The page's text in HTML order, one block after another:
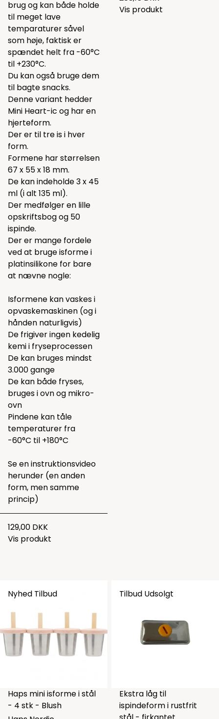
brug og kan både holde
til meget lave
temparaturer såvel
som høje, faktisk er
spændet helt fra -60°C
til +230°C.
Du kan også bruge dem
til bagte snacks.
Denne variant hedder
Mini Heart-ic og har en
hjerteform.
Der er til tre is i hver
form.
Formene har størrelsen
67 x 55 x 18 mm.
De kan indeholde 3 x 45
ml (i alt 135 ml).
Der medfølger en lille
opskriftsbog og 50
ispinde.
Der er mange fordele
ved at bruge isforme i
platinsilikone for bare
at nævne nogle:
Isformene kan vaskes i
opvaskemaskinen (og i
hånden naturligvis)
De frigiver ingen kedelig
kemi i fryseprocessen
De kan bruges mindst
3.000 gange
De kan både fryses,
bruges i ovn og mikro-
ovn
Pindene kan tåle
temperaturer fra
-60°C til +180°C
Se en instruktionsvideo
herunder (en anden
form, men samme
princip)
129,00 DKK
Vis produkt
Vis produkt
Nyhed Tilbud
Haps mini isforme i stål
- 4 stk - Blush
Tilbud Udsolgt
Ekstra låg til
ispindeform i rustfrit